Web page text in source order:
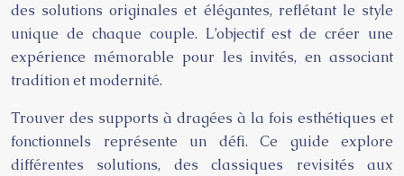
des solutions originales et élégantes, reflétant le style
unique de chaque couple. L’objectif est de créer une
expérience mémorable pour les invités, en associant
tradition et modernité.
Trouver des supports à dragées à la fois esthétiques et
fonctionnels représente un défi. Ce guide explore
différentes solutions, des classiques revisités aux